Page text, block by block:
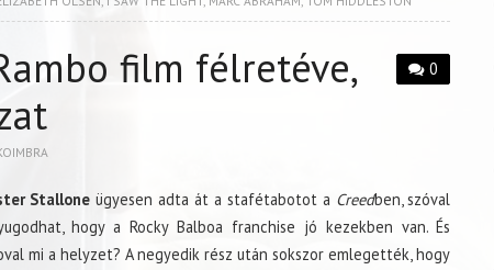
0
film félretéve,
Stallone ügyesen adta át a stafétabotot a Creedben, szóval
hogy a Rocky Balboa franchise jó kezekben van. És
mi a helyzet? A negyedik rész után sokszor emlegették, hogy